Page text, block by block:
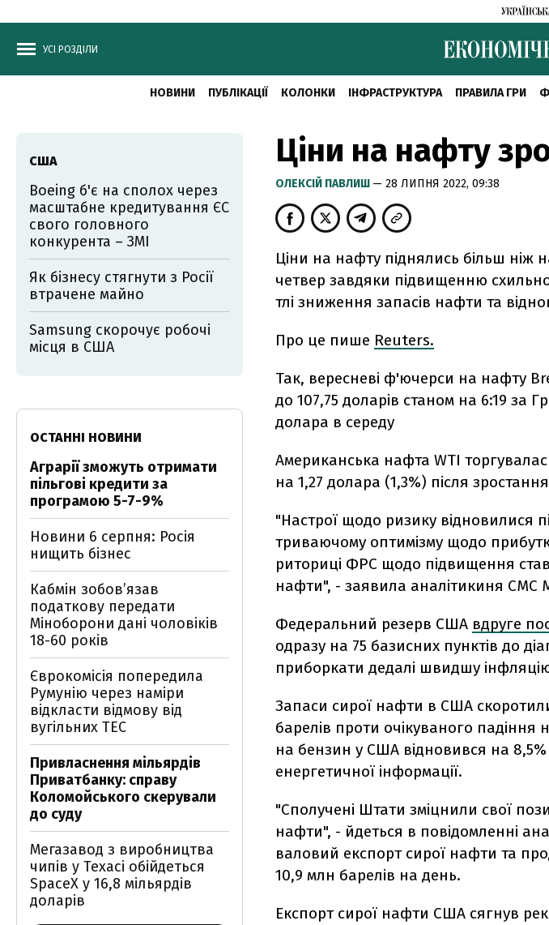
УСІ РОЗДІЛИ
НОВИНИ ПУБЛІКАЦІЇ КОЛОНКИ ІНФРАСТРУКТУРА ПРАВИЛА ГРИ
Ціни на нафту
ОЛЕКСІЙ ПАВЛИШ — 28 ЛИПНЯ 2022, 09:38
Ціни на нафту піднялись більш ніж
четвер завдяки підвищенню
тлі зниження запасів нафти та
Про це пише Reuters.
Так, вересневі ф'ючерси на нафту
до 107,75 доларів станом на 6:19 за
долара в середу
Американська нафта WTI
на 1,27 долара (1,3%) після
"Настрої щодо ризику відновилися
триваючому оптимізму щодо
риториці ФРС щодо підвищення
нафти", - заявила аналітикиня CMC
Федеральний резерв США вдруге
одразу на 75 базисних пунктів до
приборкати дедалі швидшу інфляцію
Запаси сирої нафти в США
барелів проти очікуваного падіння
на бензин у США відновився на
енергетичної інформації.
"Сполучені Штати зміцнили свої
нафти", - йдеться в повідомленні
валовий експорт сирої нафти та
10,9 млн барелів на день.
Експорт сирої нафти США сягнув
США
Boeing б'є на сполох через
масштабне кредитування ЄС
свого головного
конкурента – ЗМІ
Як бізнесу стягнути з Росії
втрачене майно
Samsung скорочує робочі
місця в США
ОСТАННІ НОВИНИ
Аграрії зможуть отримати
пільгові кредити за
програмою 5-7-9%
Новини 6 серпня: Росія
нищить бізнес
Кабмін зобовʼязав
податкову передати
Міноборони дані чоловіків
18-60 років
Єврокомісія попередила
Румунію через наміри
відкласти відмову від
вугільних ТЕС
Привласнення мільярдів
Приватбанку: справу
Коломойського скерували
до суду
Мегазавод з виробництва
чипів у Техасі обійдеться
SpaceX у 16,8 мільярдів
доларів